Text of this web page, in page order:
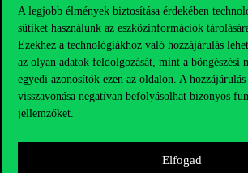
A legjobb élmények biztosítása érdekében
sütiket használunk az eszközinformációk
Ezekhez a technológiákhoz való hozzájárulás
az olyan adatok feldolgozását, mint a böngészési
egyedi azonosítók ezen az oldalon. A hozzájárulás
visszavonása negatívan befolyásolhat bizonyos
jellemzőket.
Elfogad